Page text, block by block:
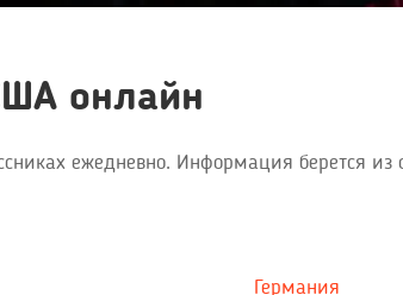
онлайн
ежедневно. Информация берется из
Германия